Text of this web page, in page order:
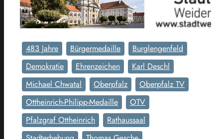
483 Jahre Bürgermedaille
Burglengenfeld
Demokratie
Ehrenzeichen
Karl Deschl
Michael Chwatal
Oberpfalz
Oberpfalz TV
Ottheinrich-Philipp-Medaille
OTV
Pfalzgraf Ottheinrich
Rathaussaal